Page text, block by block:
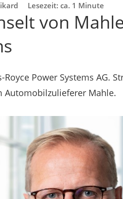
Lesezeit: ca. 1 Minute
von
Power Systems AG.
Automobilzulieferer Mahle.